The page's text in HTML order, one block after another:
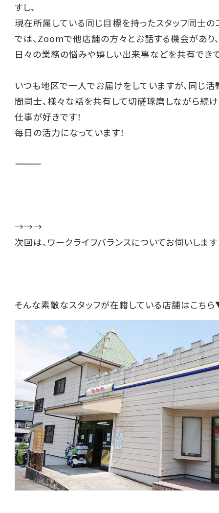
すし、
現在所属している同じ目標を持ったスタッフ同士の
では、Zoomで他店舗の方々とお話する機会があり、
日々の業務の悩みや嬉しい出来事などを共有でき
いつも地区で一人でお届けをしていますが、同じ活
間同士、様々な話を共有して切磋琢磨しながら続
仕事が好きです！
毎日の活力になっています！
――――――――――
→→→
次回は、ワークライフバランスについてお伺いしま
そんな素敵なスタッフが在籍している店舗はこち